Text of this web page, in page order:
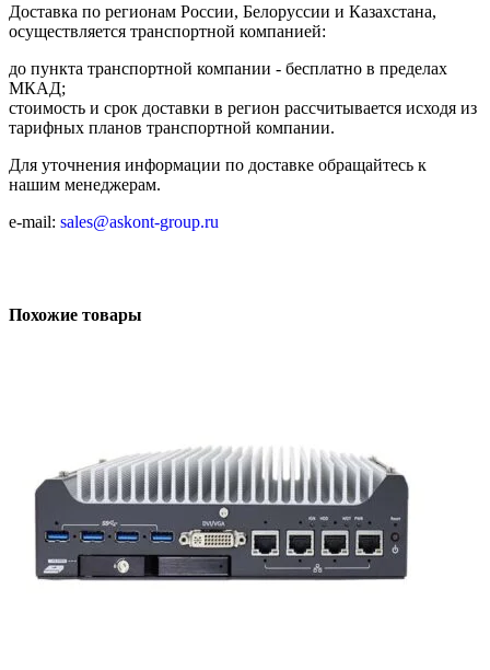
Доставка по регионам России, Белоруссии и Казахстана,
осуществляется транспортной компанией:
до пункта транспортной компании - бесплатно в пределах
МКАД;
стоимость и срок доставки в регион рассчитывается исходя из
тарифных планов транспортной компании.
Для уточнения информации по доставке обращайтесь к
нашим менеджерам.
e-mail: sales@askont-group.ru
Похожие товары